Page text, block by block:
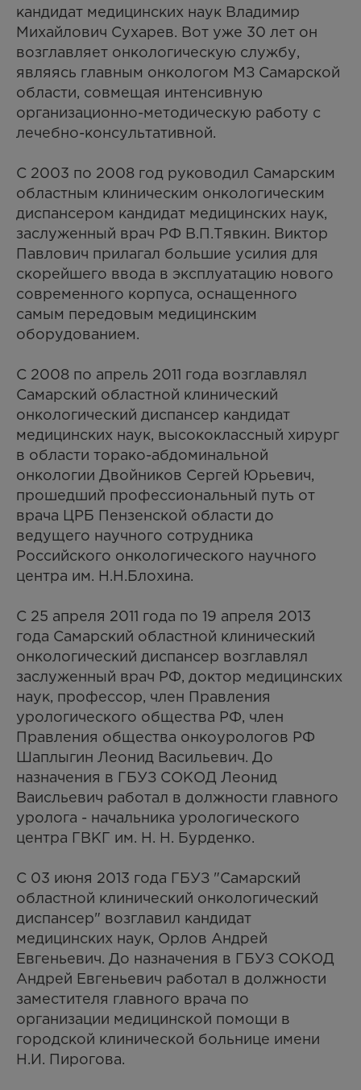
кандидат медицинских наук Владимир
Михайлович Сухарев. Вот уже 30 лет он
возглавляет онкологическую службу,
являясь главным онкологом МЗ Самарской
области, совмещая интенсивную
организационно-методическую работу с
лечебно-консультативной.
С 2003 по 2008 год руководил Самарским
областным клиническим онкологическим
диспансером кандидат медицинских наук,
заслуженный врач РФ В.П.Тявкин. Виктор
Павлович прилагал большие усилия для
скорейшего ввода в эксплуатацию нового
современного корпуса, оснащенного
самым передовым медицинским
оборудованием.
C 2008 по апрель 2011 года возглавлял
Самарский областной клинический
онкологический диспансер кандидат
медицинских наук, высококлассный хирург
в области торако-абдоминальной
онкологии Двойников Сергей Юрьевич,
прошедший профессиональный путь от
врача ЦРБ Пензенской области до
ведущего научного сотрудника
Российского онкологического научного
центра им. Н.Н.Блохина.
С 25 апреля 2011 года по 19 апреля 2013
года Самарский областной клинический
онкологический диспансер возглавлял
заслуженный врач РФ, доктор медицинских
наук, профессор, член Правления
урологического общества РФ, член
Правления общества онкоурологов РФ
Шаплыгин Леонид Васильевич. До
назначения в ГБУЗ СОКОД Леонид
Ваисльевич работал в должности главного
уролога - начальника урологического
центра ГВКГ им. Н. Н. Бурденко.
С 03 июня 2013 года ГБУЗ "Самарский
областной клинический онкологический
диспансер" возглавил кандидат
медицинских наук, Орлов Андрей
Евгеньевич. До назначения в ГБУЗ СОКОД
Андрей Евгеньевич работал в должности
заместителя главного врача по
организации медицинской помощи в
городской клинической больнице имени
Н.И. Пирогова.